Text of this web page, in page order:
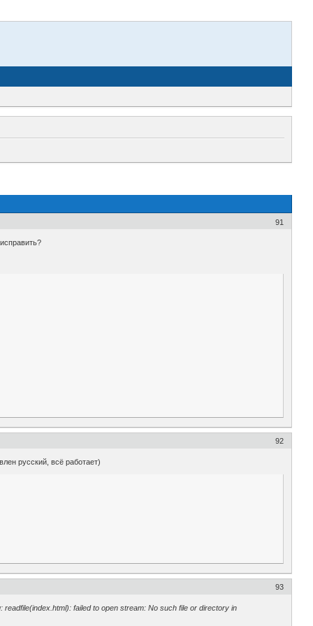
91
92
русский, всё работает)
93
readfile(index.html): failed to open stream: No such file or directory in